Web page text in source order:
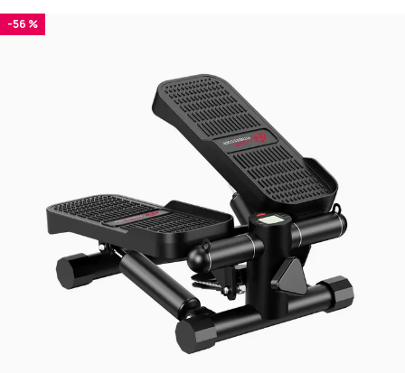
-56 %